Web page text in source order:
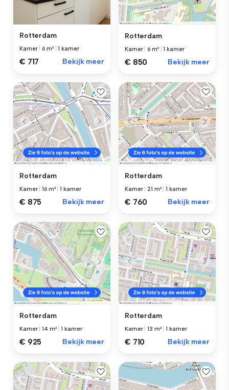
Rotterdam
Kamer 6 m² |1 kamer
€ 717 Bekijk meer
Rotterdam
Kamer 6 m² |1 kamer
€ 850 Bekijk meer
Rotterdam
Kamer |16 m² |1 kamer
€ 875 Bekijk meer
Rotterdam
Kamer |21 m² |1 kamer
€ 760 Bekijk meer
Rotterdam
Kamer |14 m² |1 kamer
€ 925 Bekijk meer
Rotterdam
Kamer |13 m² |1 kamer
€ 710 Bekijk meer